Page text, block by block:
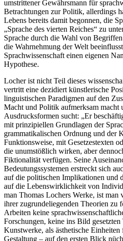
umstrittener Gewährsmann für
Betrachtungen zur Politik, allerdings
Lebens bereits damit begonnen, die
„Sprache des vierten Reiches“ zu
Sprache durch die Wahl von
die Wahrnehmung der Welt
Sprachwissenschaft einen eigenen
Hypothese.
Locher ist nicht Teil dieses
vertritt eine dezidiert künstlerische
linguistischen Paradigmen auf den
Macht und Politik aufmerksam macht
Ausdrucksformen sucht: „Er
mit prinzipiellen Grundlagen der
grammatikalischen Ordnung und der
Funktionsweise, mit Gesetzestexten
die unumstößlich wirken, aber
Fiktionalität verfügen. Seine
Bedeutungssystemen erstreckt sich
auf die politischen Implikationen und
auf die Lebenswirklichkeit von
man Thomas Lochers Werke, ist
ihrer zugrundeliegenden Theorien zu
Arbeiten keine
Forschungen, keine ins Bild gesetzten
Kunstwerke, als ästhetische
Gestaltung – auf den ersten Blick